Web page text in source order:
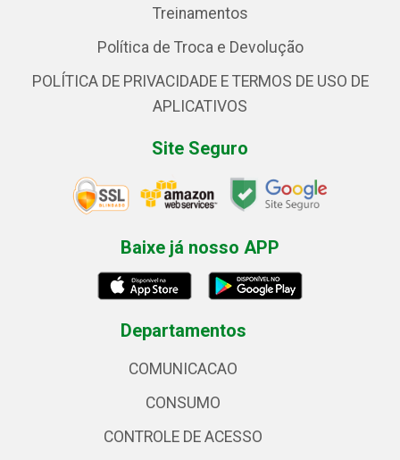
Treinamentos
Política de Troca e Devolução
POLÍTICA DE PRIVACIDADE E TERMOS DE USO DE
APLICATIVOS
Site Seguro
Baixe já nosso APP
Departamentos
COMUNICACAO
CONSUMO
CONTROLE DE ACESSO